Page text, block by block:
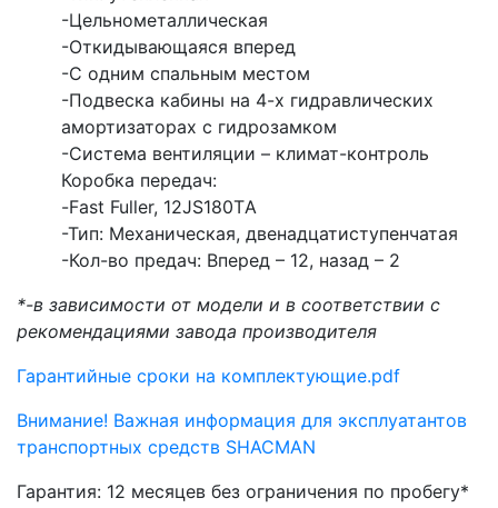
-Цельнометаллическая
-Откидывающаяся вперед
-С одним спальным местом
-Подвеска кабины на 4-х гидравлических
амортизаторах с гидрозамком
-Система вентиляции – климат-контроль
Коробка передач:
-Fast Fuller, 12JS180TА
-Тип: Механическая, двенадцатиступенчатая
-Кол-во предач: Вперед – 12, назад – 2
*-в зависимости от модели и в соответствии с
рекомендациями завода производителя
Гарантийные сроки на комплектующие.pdf
Внимание! Важная информация для эксплуатантов
транспортных средств SHACMAN
Гарантия: 12 месяцев без ограничения по пробегу*